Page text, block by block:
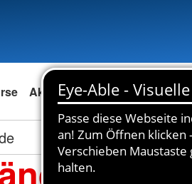
Aktuell Spenden Das DRK